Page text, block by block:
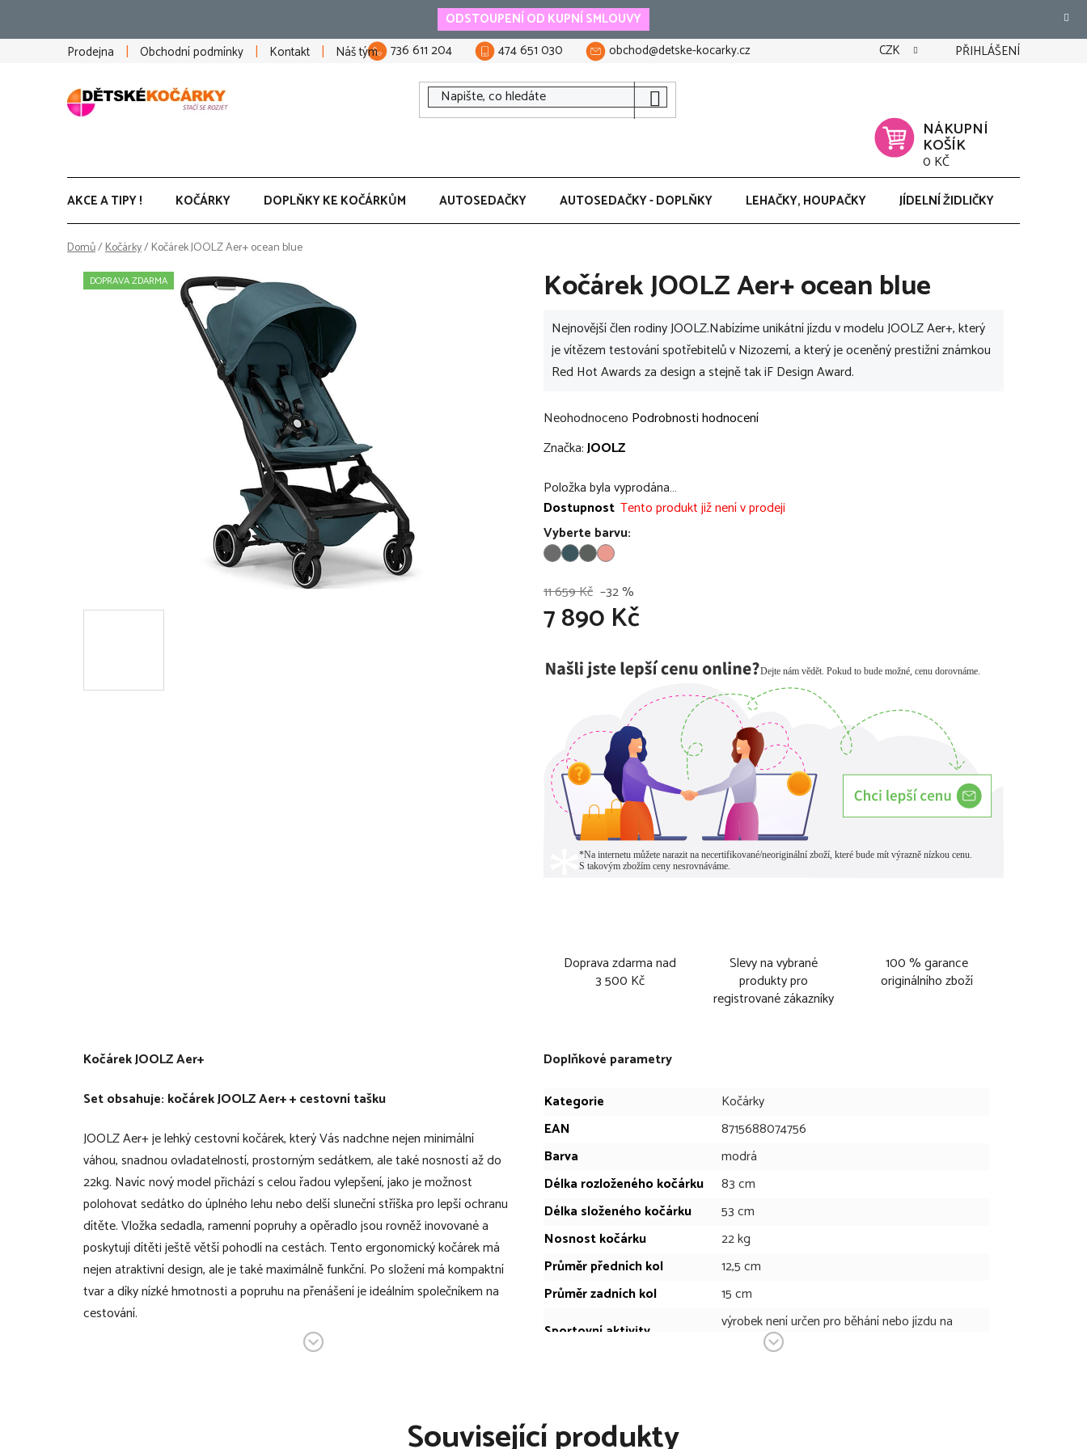
obsah
ODSTOUPENÍ OD KUPNÍ SMLOUVY
Prodejna
Obchodní podmínky Kontakt Náš tým 736 611 204 474 651 030 obchod@detske-kocarky.cz CZK PŘIHLÁŠENÍ
NÁKUPNÍ
KOŠÍK
0 KČ
AKCE A TIPY ! KOČÁRKY DOPLŇKY KE KOČÁRKŮM AUTOSEDAČKY AUTOSEDAČKY - DOPLŇKY LEHAČKY, HOUPAČKY JÍDELNÍ ŽIDLIČKY
Domů/Kočárky/Kočárek JOOLZ Aer+ ocean blue
Kočárek JOOLZ Aer+ ocean blue
Nejnovější člen rodiny JOOLZ.Nabízíme unikátní jízdu v modelu JOOLZ Aer+, který
je vítězem testování spotřebitelů v Nizozemí, a který je oceněný prestižní známkou
Red Hot Awards za design a stejně tak iF Design Award.
Průměrné
hodnocení
je
0,0
z
5
Neohodnoceno Podrobnosti hodnocení
Značka:JOOLZ
Položka byla vyprodána…
Dostupnost Tento produkt již není v prodeji
Vyberte barvu:
11 659 Kč –32 %
7 890 Kč
Doprava zdarma nad
3 500 Kč
Slevy na vybrané
produkty pro
registrované zákazníky
100 % garance
originálního zboží
DOPRAVA ZDARMA
Kočárek JOOLZ Aer+
Set obsahuje: kočárek JOOLZ Aer+ + cestovní tašku
JOOLZ Aer+ je lehký cestovní kočárek, který Vás nadchne nejen minimální
váhou, snadnou ovladatelností, prostorným sedátkem, ale také nosností až do
22kg. Navíc nový model přichází s celou řadou vylepšení, jako je možnost
polohovat sedátko do úplného lehu nebo delší sluneční stříška pro lepší ochranu
dítěte. Vložka sedadla, ramenní popruhy a opěradlo jsou rovněž inovované a
poskytují dítěti ještě větší pohodlí na cestách. Tento ergonomický kočárek má
nejen atraktivní design, ale je také maximálně funkční. Po složení má kompaktní
tvar a díky nízké hmotnosti a popruhu na přenášení je ideálním společníkem na
cestování.
širší a hlubší sluneční střecha (až o 25 stupňů) a UPF 50+ pro lepší
Doplňkové parametry
Kategorie
Kočárky
EAN
8715688074756
Barva
modrá
Délka rozloženého kočárku
83 cm
Délka složeného kočárku
53 cm
Nosnost kočárku
22 kg
Průměr předních kol
12,5 cm
Průměr zadních kol
15 cm
Sportovní aktivity
výrobek není určen pro běhání nebo jízdu na
Váha kočárku
Související produkty